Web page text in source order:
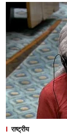
राष्ट्रीय